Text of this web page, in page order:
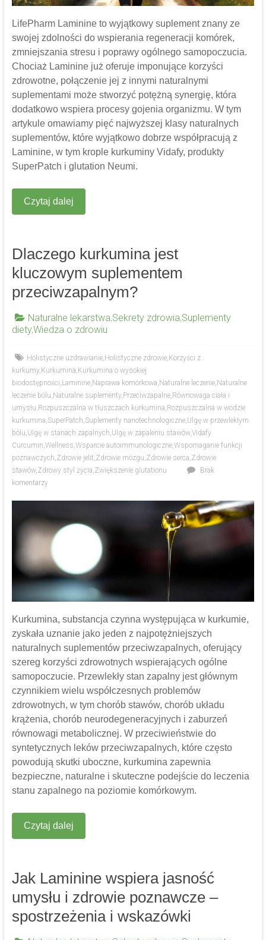
LifePharm Laminine to wyjątkowy suplement znany ze
swojej zdolności do wspierania regeneracji komórek,
zmniejszania stresu i poprawy ogólnego samopoczucia.
Chociaż Laminine już oferuje imponujące korzyści
zdrowotne, połączenie jej z innymi naturalnymi
suplementami może stworzyć potężną synergię, która
dodatkowo wspiera procesy gojenia organizmu. W tym
artykule omawiamy pięć najwyższej klasy naturalnych
suplementów, które wyjątkowo dobrze współpracują z
Laminine, w tym krople kurkuminy Vidafy, produkty
SuperPatch i glutation Neumi.
Czytaj dalej
Dlaczego kurkumina jest
kluczowym suplementem
przeciwzapalnym?
Naturalne lekarstwa,Sekrety zdrowia,Suplementy
diety,Wiedza o zdrowiu
Holistyczne uzdrawianie, Holistyczne zdrowie, Korzyści z
kurkumy, Kurkumina, Kurkumina o wysokiej
biodostępności, Laminine, Naprawa komórkowa, Naturalne leczenie, Naturalne
leczenie bólu, Naturalne suplementy, Przeciwzapalne, Równowaga ciała i
umysłu, Rozpuszczalna w tłuszczach kurkumina, Rozpuszczalna w wodzie
kurkumina,SuperPatch,Suplementy nanotechnologiczne,Ulgę w przewlekłym
bólu,Ulgę w stanach zapalnych,Ulgę w zapaleniu stawów,Vidafy
Curcumin,Wellness,Wsparcie autoimmunologiczne,Wspomaganie funkcji
poznawczych,Zdrowie jelit,Zdrowie mózgu,Zdrowie serca,Zdrowie
stawów,Zdrowy styl życia,Zwiększenie glutationu
Brak
komentarzy
Kurkumina, substancja czynna występująca w kurkumie,
zyskała uznanie jako jeden z najpotężniejszych
naturalnych suplementów przeciwzapalnych, oferujący
szereg korzyści zdrowotnych wspierających ogólne
samopoczucie. Przewlekły stan zapalny jest głównym
czynnikiem wielu współczesnych problemów
zdrowotnych, w tym chorób stawów, chorób układu
krążenia, chorób neurodegeneracyjnych i zaburzeń
równowagi metabolicznej. W przeciwieństwie do
syntetycznych leków przeciwzapalnych, które często
powodują skutki uboczne, kurkumina zapewnia
bezpieczne, naturalne i skuteczne podejście do leczenia
stanu zapalnego na poziomie komórkowym.
Czytaj dalej
Jak Laminine wspiera jasność
umysłu i zdrowie poznawcze –
spostrzeżenia i wskazówki